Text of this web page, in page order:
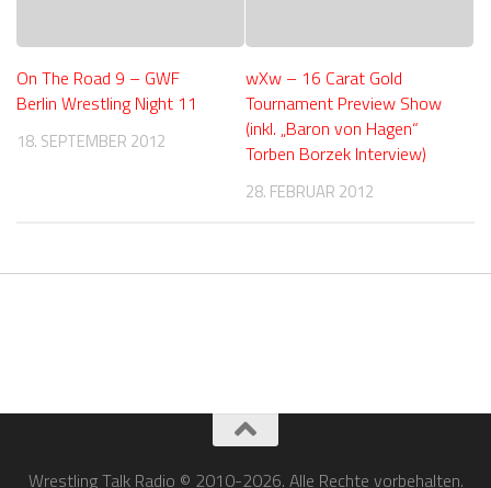
On The Road 9 – GWF
Berlin Wrestling Night 11
18. SEPTEMBER 2012
wXw – 16 Carat Gold
Tournament Preview Show
(inkl. „Baron von Hagen“
Torben Borzek Interview)
28. FEBRUAR 2012
Wrestling Talk Radio © 2010-2026. Alle Rechte vorbehalten.